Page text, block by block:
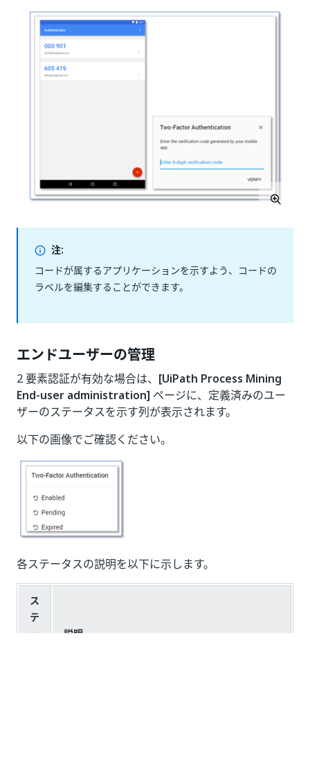
注:
コードが属するアプリケーションを示すよう、コードの
ラベルを編集することができます。
エンドユーザーの管理
2 要素認証が有効な場合は、 [UiPath Process Mining
End-user administration] ページに、定義済みのユー
ザーのステータスを示す列が表示されます。
以下の画像でご確認ください。
各ステータスの説明を以下に示します。
ス
テ
ー
説明